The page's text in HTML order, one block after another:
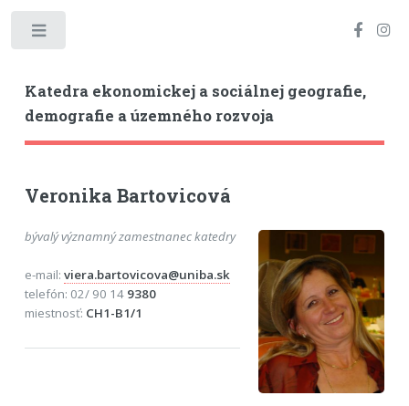
Katedra ekonomickej a sociálnej geografie,
demografie a územného rozvoja
Veronika Bartovicová
bývalý významný zamestnanec katedry
e-mail: viera.bartovicova@uniba.sk
telefón: 02/ 90 14 9380
miestnosť: CH1-B1/1